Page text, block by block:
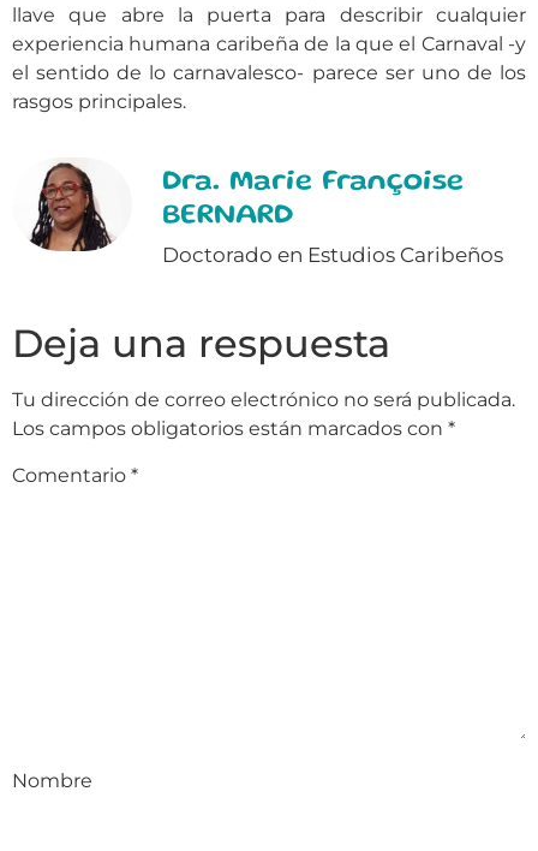
llave que abre la puerta para describir cualquier
experiencia humana caribeña de la que el Carnaval -y
el sentido de lo carnavalesco- parece ser uno de los
rasgos principales.
Dra. Marie Françoise
BERNARD
Doctorado en Estudios Caribeños
Deja una respuesta
Tu dirección de correo electrónico no será publicada.
Los campos obligatorios están marcados con *
Comentario *
Nombre